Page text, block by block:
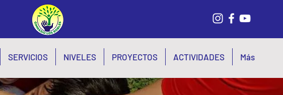
SERVICIOS NIVELES PROYECTOS ACTIVIDADES Más